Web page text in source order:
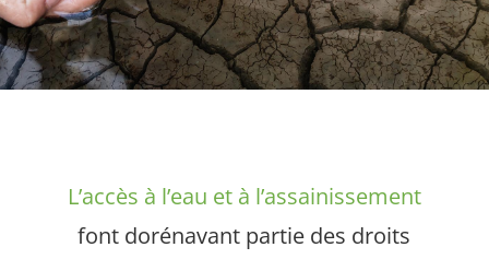
L’accès à l’eau et à l’assainissement
font dorénavant partie des droits